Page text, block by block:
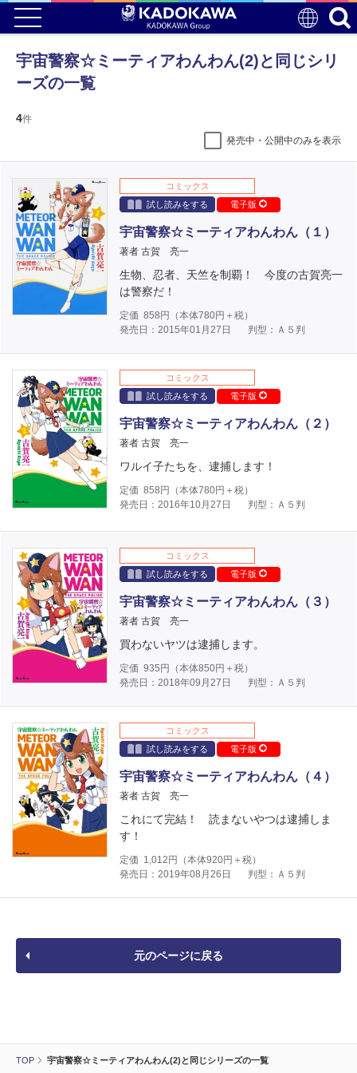
TOP 宇宙警察☆ミーティアわんわん(2)と同じシリーズの一覧
宇宙警察☆ミーティアわんわん(2)と同じシリ
ーズの一覧
4件
発売中・公開中のみを表示
コミックス
試し読みをする
電子版
宇宙警察☆ミーティアわんわん（１）
著者 古賀 亮一
生物、忍者、天竺を制覇！ 今度の古賀亮一
は警察だ！
定価 858 円（本体780円＋税）
発売日：2015年01月27日
判型：Ａ５判
コミックス
試し読みをする
電子版
宇宙警察☆ミーティアわんわん（２）
著者 古賀 亮一
ワルイ子たちを、逮捕します！
定価 858 円（本体780円＋税）
発売日：2016年10月27日
判型：Ａ５判
コミックス
試し読みをする
電子版
宇宙警察☆ミーティアわんわん（３）
著者 古賀 亮一
買わないヤツは逮捕します。
定価 935 円（本体850円＋税）
発売日：2018年09月27日
判型：Ａ５判
コミックス
試し読みをする
電子版
宇宙警察☆ミーティアわんわん（４）
著者 古賀 亮一
これにて完結！ 読まないやつは逮捕しま
す！
定価 1,012 円（本体920円＋税）
発売日：2019年08月26日
判型：Ａ５判
元のページに戻る